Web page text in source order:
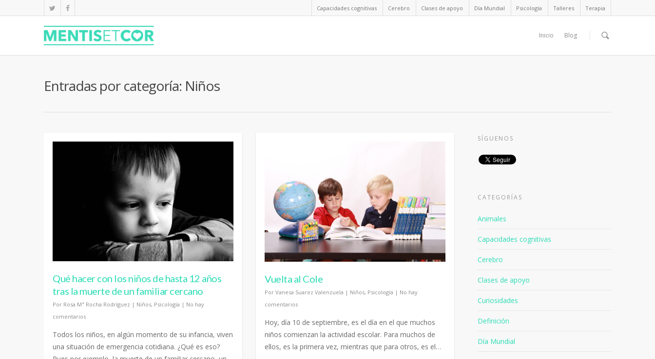
Capacidades cognitivas Cerebro Clases de apoyo Día Mundial Psicología Talleres Terapia
Inicio Blog
Entradas por categoría: Niños
Qué hacer con los niños de hasta 12 años
tras la muerte de un familiar cercano
Por Rosa Mª Rocha Rodríguez | Niños, Psicología | No hay
comentarios
Todos los niños, en algún momento de su infancia, viven
una situación de emergencia cotidiana. ¿Qué es eso?
Vuelta al Cole
Por Vanesa Suarez Valenzuela | Niños, Psicología | No hay
comentarios
Hoy, día 10 de septiembre, es el día en el que muchos
niños comienzan la actividad escolar. Para muchos de
ellos, es la primera vez, mientras que para otros, es el…
SÍGUENOS
CATEGORÍAS
Animales
Capacidades cognitivas
Cerebro
Clases de apoyo
Curiosidades
Definición
Día Mundial